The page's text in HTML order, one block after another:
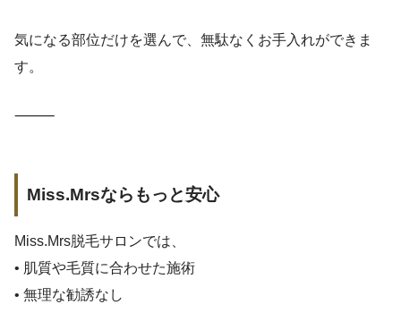
気になる部位だけを選んで、無駄なくお手入れができま
す。
⸻
Miss.Mrsならもっと安心
Miss.Mrs脱毛サロンでは、
• 肌質や毛質に合わせた施術
• 無理な勧誘なし